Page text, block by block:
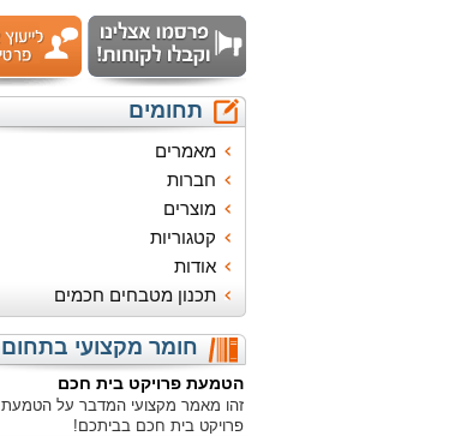
תחומים
מאמרים
חברות
מוצרים
קטגוריות
אודות
תכנון מטבחים חכמים
חומר מקצועי בתחום
הטמעת פרויקט בית חכם
זהו מאמר מקצועי המדבר על הטמעת
פרויקט בית חכם בביתכם!